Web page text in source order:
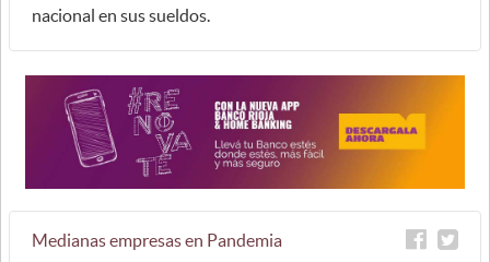
nacional en sus sueldos.
Medianas empresas en Pandemia